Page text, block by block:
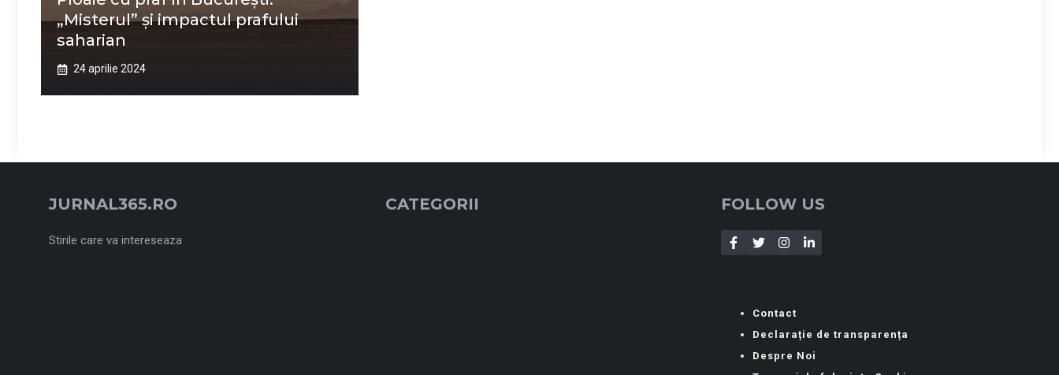
„Misterul” și impactul prafului
saharian
24 aprilie 2024
JURNAL365.RO
Stirile care va intereseaza
CATEGORII FOLLOW US
Contact
Declarație de transparența
Despre Noi